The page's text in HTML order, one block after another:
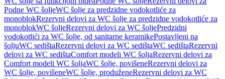
Podne WC šoljeWC šolje za predzidne vodokotliće za
monoblokRezervni delovi za WC šolje za predzidne vodokotliće za
monoblokWC šoljeRezervni delovi za WC šoljePredzidni
vodokotlići za WC šolje, od sanitarne keramikePostavljeni na
šoljuWC sedištaRezervni delovi za WC sedištaWC sedištaRezervni
delovi za WC sedištaComfort modeli WC šoljaRezervni delovi za
Comfort modeli WC šoljaWC šolje, povišeneRezervni delovi za
WC šolje, povišeneWC šolje, produženeRezervni delovi za WC